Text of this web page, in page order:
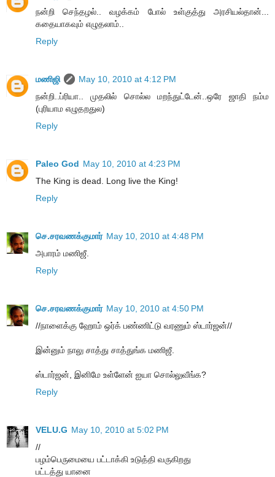
நன்றி செந்தழல்.. வழக்கம் போல் உள்குத்து அரசியல்தான்...
கதையாகவும் எழுதலாம்..
Reply
மணிஜி
May 10, 2010 at 4:12 PM
நன்றி..ப்ரியா.. முதலில் சொல்ல மறந்துட்டேன்..ஒரே ஜாதி நம்ம
(புரியாம எழுதறதுல)
Reply
Paleo God May 10, 2010 at 4:23 PM
The King is dead. Long live the King!
Reply
செ.சரவணக்குமார் May 10, 2010 at 4:48 PM
அபாரம் மணிஜீ.
Reply
செ.சரவணக்குமார் May 10, 2010 at 4:50 PM
//நாளைக்கு ஹோம் ஒர்க் பண்ணிட்டு வரணும் ஸ்டார்ஜன்//
இன்னும் நாலு சாத்து சாத்துங்க மணிஜீ.
ஸ்டார்ஜன், இனிமே உள்ளேன் ஐயா சொல்லுவீங்க?
Reply
VELU.G May 10, 2010 at 5:02 PM
//
பழம்பெருமையை பட்டாக்கி உடுத்தி வருகிறது
பட்டத்து யானை